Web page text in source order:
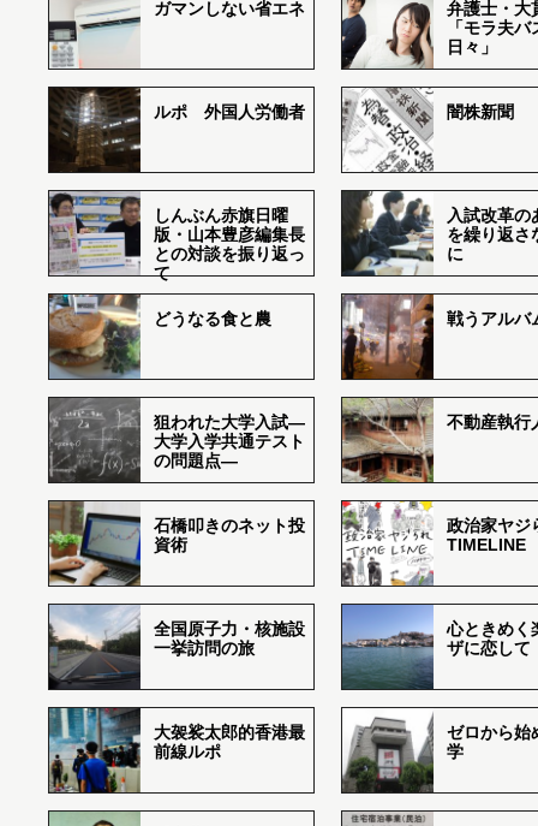
ガマンしない省エネ
弁護士・大
「モラ夫
日々」
ルポ 外国人労働者 闇株新聞
しんぶん赤旗日曜
版・山本豊彦編集長
との対談を振り返っ
て
入試改革の
を繰り返さ
に
どうなる食と農 戦うアルバ
狙われた大学入試―
大学入学共通テスト
の問題点―
不動産執行
石橋叩きのネット投
資術
政治家ヤジ
TIMELINE
全国原子力・核施設
一挙訪問の旅
心ときめく
ザに恋して
大袈裟太郎的香港最
前線ルポ
ゼロから始
学